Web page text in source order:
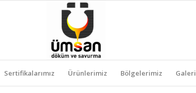
Sertifikalarımız Ürünlerimiz Bölgelerimiz Galeri